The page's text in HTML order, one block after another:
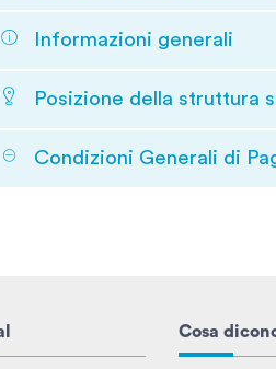
Informazioni generali
Posizione della struttura
Condizioni Generali di
Cosa